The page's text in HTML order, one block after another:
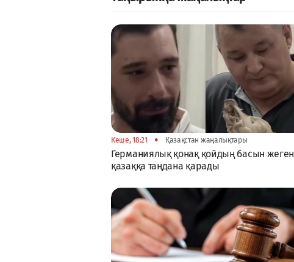
Кеше, 18:21 • Қазақстан жаңалықтары
Германиялық қонақ қойдың басын жеген
қазаққа таңдана қарады